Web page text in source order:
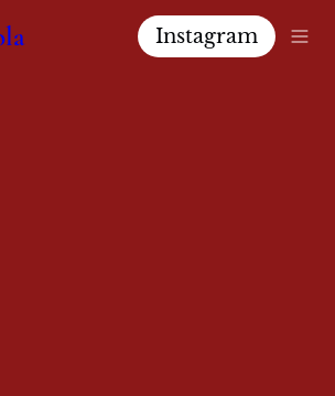
Instagram